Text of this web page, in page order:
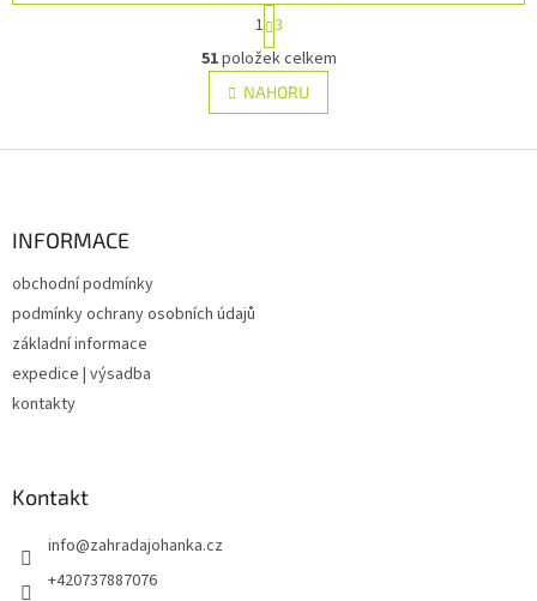
O
v
l
á
S
t
r
á
n
k
v
1 3
51položek celkem
NAHORU
INFORMACE
obchodní podmínky
podmínky ochrany osobních údajů
základní informace
expedice | výsadba
kontakty
Kontakt
info@zahradajohanka.cz
+420737887076